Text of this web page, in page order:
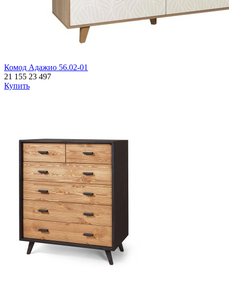
Комод Адажио 56.02-01
21 155 23 497
Купить